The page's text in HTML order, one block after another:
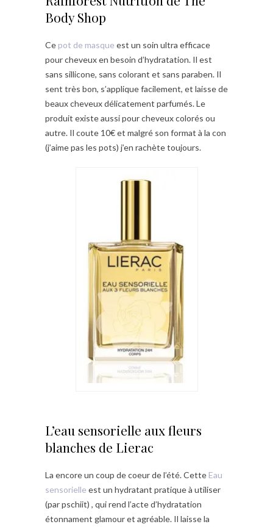
Body Shop
Ce pot de masque est un soin ultra efficace
pour cheveux en besoin d’hydratation. Il est
sans sillicone, sans colorant et sans paraben. Il
sent très bon, s’applique facilement, et laisse de
beaux cheveux délicatement parfumés. Le
produit existe aussi pour cheveux colorés ou
autre. Il coute 10€ et malgré son format à la con
(j’aime pas les pots) j’en rachète toujours.
L’eau sensorielle aux fleurs
blanches de Lierac
La encore un coup de coeur de l’été. Cette Eau
sensorielle est un hydratant pratique à utiliser
(par pschiit) , qui rend l’acte d’hydratation
étonnament glamour et agréable. Il laisse la